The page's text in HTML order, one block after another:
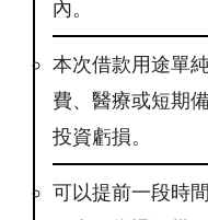
內。
本次借款用途單
費、醫療或短期
投資虧損。
可以提前一段時